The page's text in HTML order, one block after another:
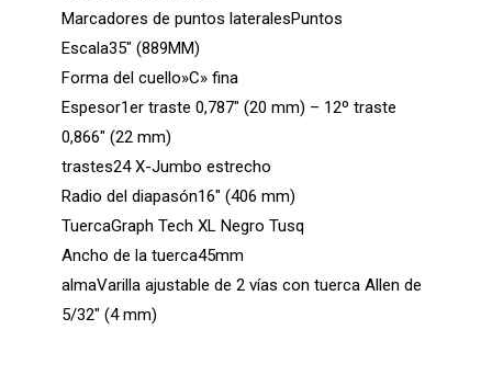
Marcadores de puntos lateralesPuntos
Escala35″ (889MM)
Forma del cuello»C» fina
Espesor1er traste 0,787″ (20 mm) – 12º traste
0,866″ (22 mm)
trastes24 X-Jumbo estrecho
Radio del diapasón16″ (406 mm)
TuercaGraph Tech XL Negro Tusq
Ancho de la tuerca45mm
almaVarilla ajustable de 2 vías con tuerca Allen de
5/32″ (4 mm)